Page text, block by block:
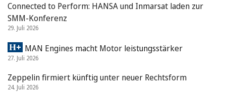
Connected to Perform: HANSA und Inmarsat laden zur
SMM-Konferenz
29. Juli 2026
MAN Engines macht Motor leistungsstärker
27. Juli 2026
Zeppelin firmiert künftig unter neuer Rechtsform
24. Juli 2026